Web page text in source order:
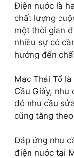
Điện nước là
chất lượng
một thời gian
nhiều sự cố
hưởng đến
Mạc Thái Tổ
Cầu Giấy, nhu
đó nhu cầu
cũng tăng
Đáp ứng nhu
điện nước tại